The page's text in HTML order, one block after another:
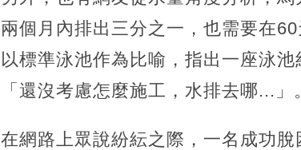
兩個月內排出三分之一，也需要在
以標準泳池作為比喻，指出一座泳
「還沒考慮怎麼施工，水排去哪...」
在網路上眾說紛紜之際，一名成功